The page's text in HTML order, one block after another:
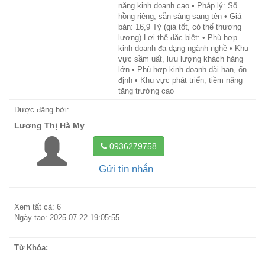
năng kinh doanh cao • Pháp lý: Sổ
hồng riêng, sẵn sàng sang tên • Giá
bán: 16,9 Tỷ (giá tốt, có thể thương
lượng) Lợi thế đặc biệt: • Phù hợp
kinh doanh đa dạng ngành nghề • Khu
vực sầm uất, lưu lượng khách hàng
lớn • Phù hợp kinh doanh dài hạn, ổn
định • Khu vực phát triển, tiềm năng
tăng trưởng cao
Được đăng bởi:
Lương Thị Hà My
0936279758
Gửi tin nhắn
Xem tất cả: 6
Ngày tạo: 2025-07-22 19:05:55
Từ Khóa: